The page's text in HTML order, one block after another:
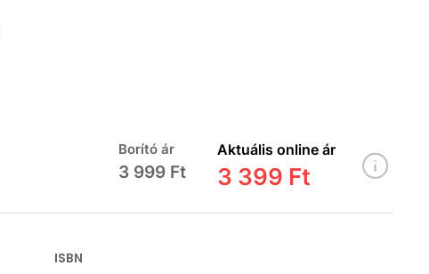
Borító ár
3 999 Ft
Aktuális online ár
3 399 Ft
ISBN